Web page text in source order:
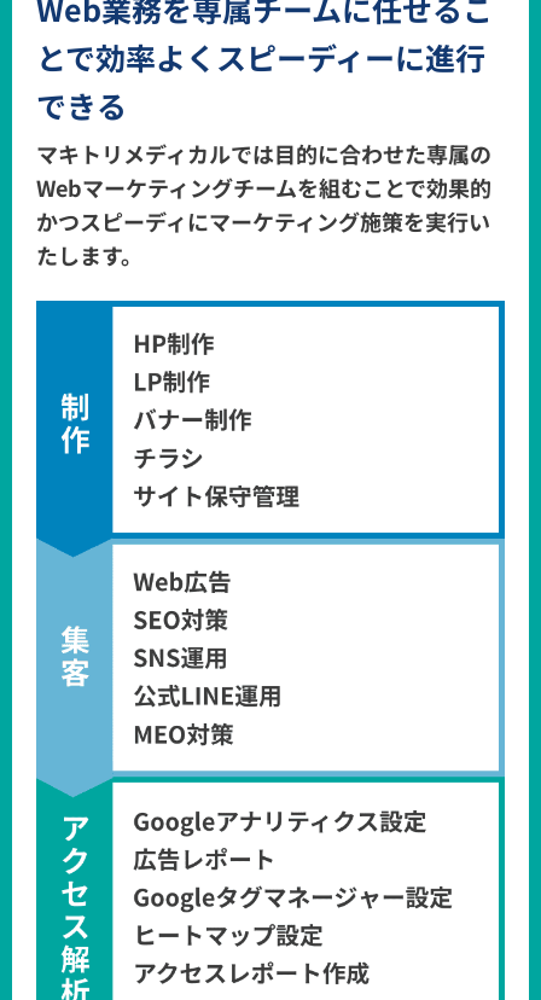
Web業務を専属チームに任せるこ
とで効率よくスピーディーに進行
できる
マキトリメディカルでは目的に合わせた専属の
Webマーケティングチームを組むことで効果的
かつスピーディにマーケティング施策を実行い
たします。